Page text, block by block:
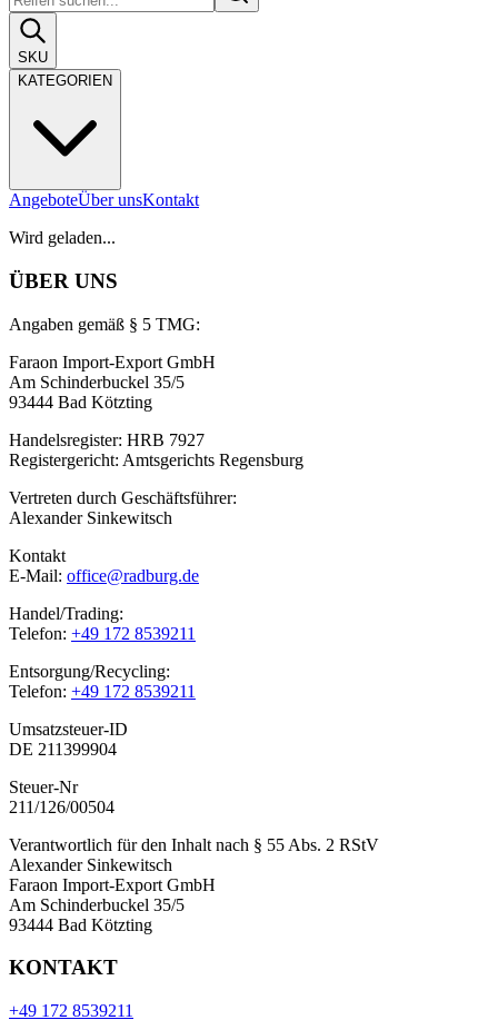
SKU
KATEGORIEN
AngeboteÜber unsKontakt
Wird geladen...
ÜBER UNS
Angaben gemäß § 5 TMG:
Faraon Import-Export GmbH
Am Schinderbuckel 35/5
93444 Bad Kötzting
Handelsregister: HRB 7927
Registergericht: Amtsgerichts Regensburg
Vertreten durch Geschäftsführer:
Alexander Sinkewitsch
Kontakt
E-Mail: office@radburg.de
Handel/Trading:
Telefon: +49 172 8539211
Entsorgung/Recycling:
Telefon: +49 172 8539211
Umsatzsteuer-ID
DE 211399904
Steuer-Nr
211/126/00504
Verantwortlich für den Inhalt nach § 55 Abs. 2 RStV
Alexander Sinkewitsch
Faraon Import-Export GmbH
Am Schinderbuckel 35/5
93444 Bad Kötzting
KONTAKT
+49 172 8539211